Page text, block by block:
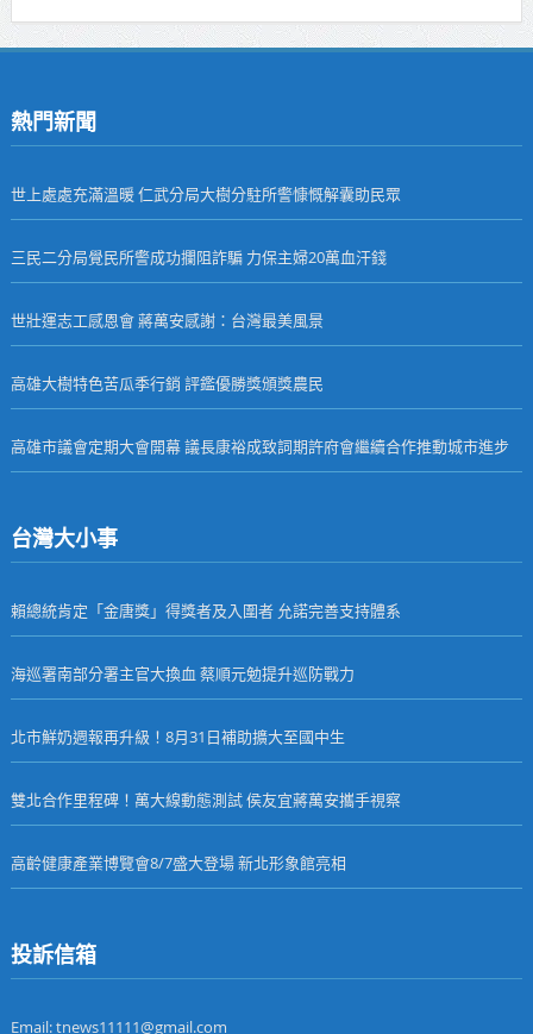
熱門新聞
世上處處充滿溫暖 仁武分局大樹分駐所警慷慨解囊助民眾
三民二分局覺民所警成功攔阻詐騙 力保主婦20萬血汗錢
世壯運志工感恩會 蔣萬安感謝：台灣最美風景
高雄大樹特色苦瓜季行銷 評鑑優勝獎頒獎農民
高雄市議會定期大會開幕 議長康裕成致詞期許府會繼續合作推動城市進步
台灣大小事
賴總統肯定「金唐獎」得獎者及入圍者 允諾完善支持體系
海巡署南部分署主官大換血 蔡順元勉提升巡防戰力
北市鮮奶週報再升級！8月31日補助擴大至國中生
雙北合作里程碑！萬大線動態測試 侯友宜蔣萬安攜手視察
高齡健康產業博覽會8/7盛大登場 新北形象館亮相
投訴信箱
Email: tnews11111@gmail.com